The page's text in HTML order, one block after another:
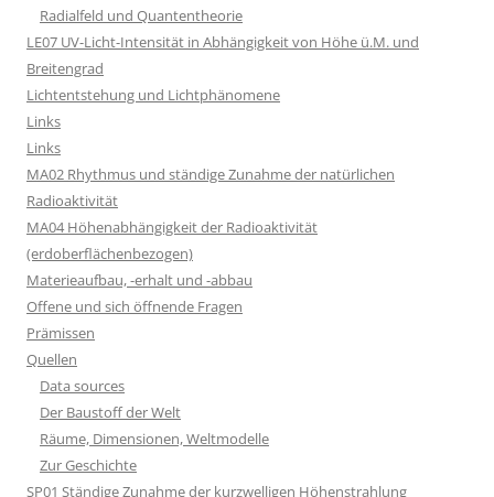
Radialfeld und Quantentheorie
LE07 UV-Licht-Intensität in Abhängigkeit von Höhe ü.M. und
Breitengrad
Lichtentstehung und Lichtphänomene
Links
Links
MA02 Rhythmus und ständige Zunahme der natürlichen
Radioaktivität
MA04 Höhenabhängigkeit der Radioaktivität
(erdoberflächenbezogen)
Materieaufbau, -erhalt und -abbau
Offene und sich öffnende Fragen
Prämissen
Quellen
Data sources
Der Baustoff der Welt
Räume, Dimensionen, Weltmodelle
Zur Geschichte
SP01 Ständige Zunahme der kurzwelligen Höhenstrahlung